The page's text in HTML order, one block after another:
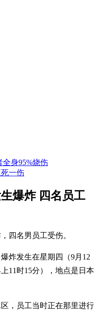
身95%烧伤
一伤
爆炸 四名员工
四名男员工受伤。
炸发生在星期四（9月12
11时15分），地点是日本
，员工当时正在那里进行